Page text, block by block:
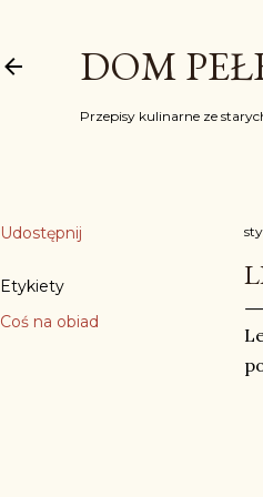
DOM
Przepisy kulinarne ze
Udostępnij
Etykiety
Coś na obiad